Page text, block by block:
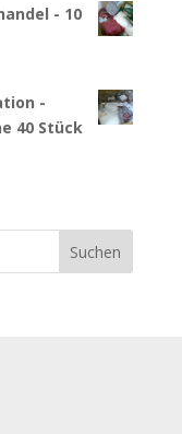
- 10
-
40 Stück
Suchen